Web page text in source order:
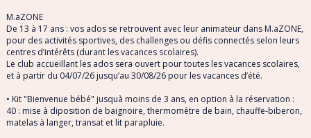
M.aZONE
De 13 à 17 ans : vos ados se retrouvent avec leur animateur dans M.aZONE,
pour des activités sportives, des challenges ou défis connectés selon leurs
centres d’intérêts (durant les vacances scolaires).
Le club accueillant les ados sera ouvert pour toutes les vacances scolaires,
et à partir du 04/07/26 jusqu’au 30/08/26 pour les vacances d’été.
• Kit "Bienvenue bébé" jusquà moins de 3 ans, en option à la réservation :
40 : mise à diposition de baignoire, thermomètre de bain, chauffe-biberon,
matelas à langer, transat et lit parapluie.